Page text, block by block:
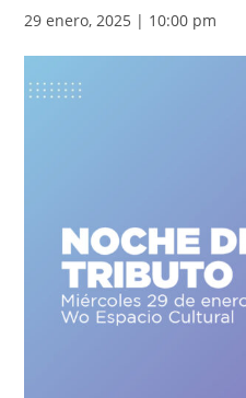
29 enero, 2025 | 10:00 pm